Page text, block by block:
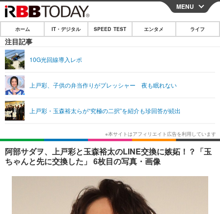
CLOSE
ホーム
IT・デジタル
ショッピング その他
SPEED TEST
エンタメ
エンタメTOP 映画・ドラマ
韓国・芸能
音楽 スポーツ
ライフ
ライフTOP グルメ
ペット ショッピング
その他
リリース一覧
プッシュ通知の停止方法
MENU
ホーム IT・デジタル SPEED TEST エンタメ ライフ
注目記事
10G光回線導入レポ
上戸彩、子供の弁当作りがプレッシャー 夜も眠れない
上戸彩・玉森裕太らが“究極の二択”を紹介も珍回答が続出
阿部サダヲ、上戸彩と玉森裕太のLINE交換に嫉妬！？「玉
ちゃんと先に交換した」 6枚目の写真・画像